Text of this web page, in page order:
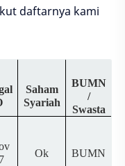
daftarnya kami
Saham
Syariah
BUMN
/
Swasta
Ok BUMN